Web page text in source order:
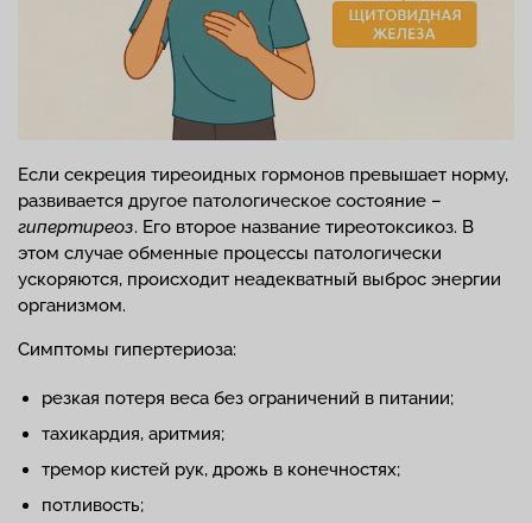
Если секреция тиреоидных гормонов превышает норму,
развивается другое патологическое состояние –
гипертиреоз. Его второе название тиреотоксикоз. В
этом случае обменные процессы патологически
ускоряются, происходит неадекватный выброс энергии
организмом.
Симптомы гипертериоза:
резкая потеря веса без ограничений в питании;
тахикардия, аритмия;
тремор кистей рук, дрожь в конечностях;
потливость;